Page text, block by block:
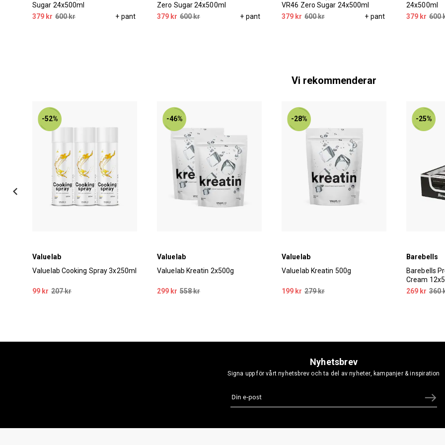
Sugar 24x500ml
379 kr 600 kr + pant
Zero Sugar 24x500ml
379 kr 600 kr + pant
VR46 Zero Sugar 24x500ml
379 kr 600 kr + pant
24x500ml
379 kr 600
Vi rekommenderar
-52%
Valuelab
Valuelab Cooking Spray 3x250ml
99 kr 207 kr
-46%
Valuelab
Valuelab Kreatin 2x500g
299 kr 558 kr
-28%
Valuelab
Valuelab Kreatin 500g
199 kr 279 kr
-25%
Barebells
Barebells
Cream
269 kr 360
Nyhetsbrev
Signa upp för vårt nyhetsbrev och ta del av nyheter, kampanjer & inspiration